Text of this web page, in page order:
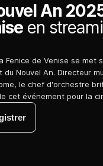
An
en
Fenice de Venise se met
Nouvel An. Directeur
le chef d'orchestre
cet événement pour la